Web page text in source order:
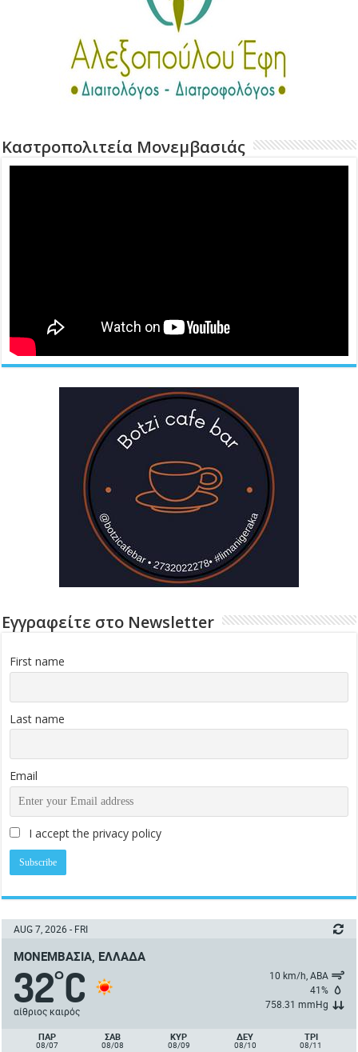
Καστροπολιτεία Μονεμβασιάς
Εγγραφείτε στο Newsletter
First name
Last name
Email
I accept the privacy policy
AUG 7, 2026 - FRI
ΜΟΝΕΜΒΑΣΙΆ, ΕΛΛΆΔΑ
32°C
αίθριος καιρός
10 km/h, ΑΒΑ
41%
758.31 mmHg
ΠΑΡ
08/07
ΣΑΒ
08/08
ΚΥΡ
08/09
ΔΕΥ
08/10
ΤΡΙ
08/11